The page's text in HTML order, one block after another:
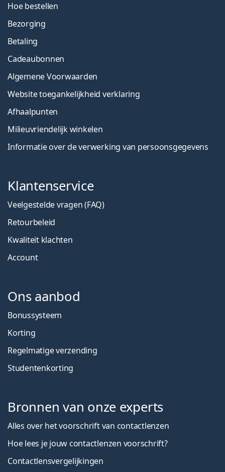
Hoe bestellen
Bezorging
Betaling
Cadeaubonnen
Algemene Voorwaarden
Website toegankelijkheid verklaring
Afhaalpunten
Milieuvriendelijk winkelen
Informatie over de verwerking van persoonsgegevens
Klantenservice
Veelgestelde vragen (FAQ)
Retourbeleid
Kwaliteit klachten
Account
Ons aanbod
Bonussysteem
Korting
Regelmatige verzending
Studentenkorting
Bronnen van onze experts
Alles over het voorschrift van contactlenzen
Hoe lees je jouw contactlenzen voorschrift?
Contactlensvergelijkingen